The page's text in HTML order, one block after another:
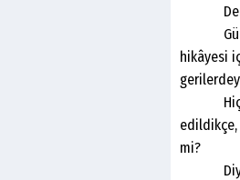
Demek
hikâyesi
Hiç
edildikçe,
mi?